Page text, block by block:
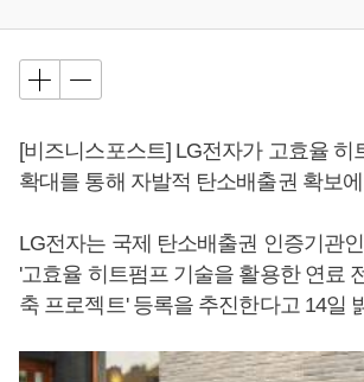
[비즈니스포스트] LG전자가 고효율 히
확대를 통해 자발적 탄소배출권 확보
LG전자는 국제 탄소배출권 인증기관
'고효율 히트펌프 기술을 활용한 연료
축 프로젝트' 등록을 추진한다고 14일